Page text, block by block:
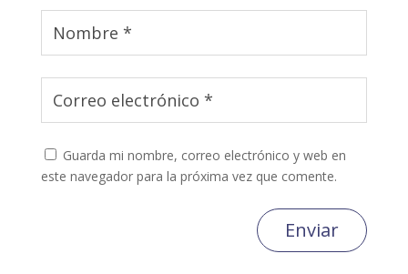
Guarda mi nombre, correo electrónico y web en
este navegador para la próxima vez que comente.
Enviar